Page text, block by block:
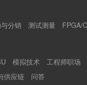
分销 测试测量
FPGA/
模拟技术
工程师职场
供应链 问答